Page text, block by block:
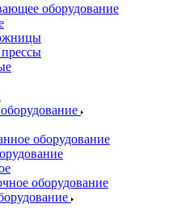
оборудование
оборудование
оборудование